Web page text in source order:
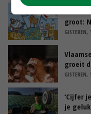
groot:
GISTEREN,
groeit
GISTEREN,
‘Cijfer
je